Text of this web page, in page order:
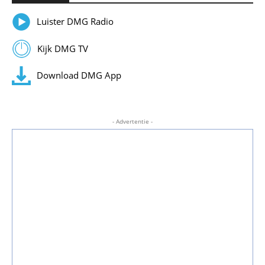
Luister DMG Radio
Kijk DMG TV
Download DMG App
- Advertentie -